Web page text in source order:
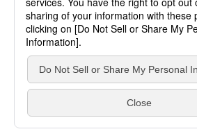
凡
凡人社
大阪店
〒541-0056 大阪府大
4-2-10
大西ビルディング 1階［
TEL：06-4256-2684／
7887
© Bonjinsha Co., LTD. All